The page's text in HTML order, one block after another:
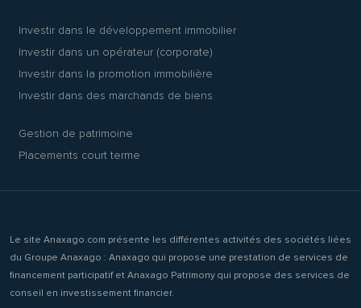
Investir dans le développement immobilier
Investir dans un opérateur (corporate)
Investir dans la promotion immobilière
Investir dans des marchands de biens
Gestion de patrimoine
Placements court terme
Le site Anaxago.com présente les différentes activités des sociétés liées
du Groupe Anaxago : Anaxago qui propose une prestation de services de
financement participatif et Anaxago Patrimony qui propose des services de
conseil en investissement financier.